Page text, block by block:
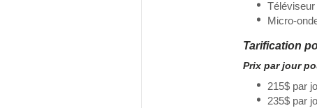
Téléviseur
Micro-
Tarification
Prix par jour
215$ par
235$ par